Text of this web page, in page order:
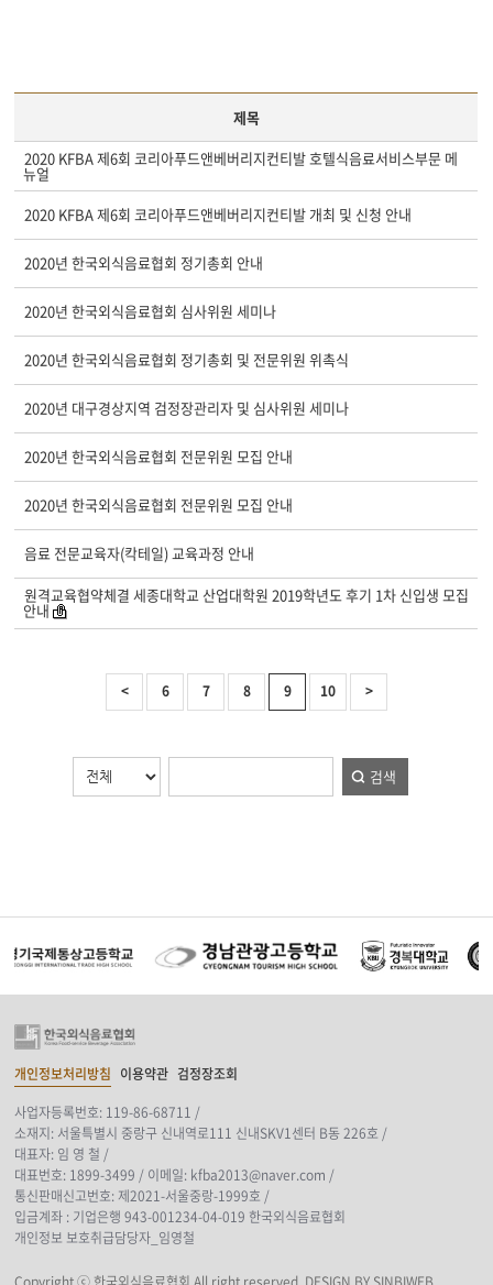
제목
2020 KFBA 제6회 코리아푸드앤베버리지컨티발 호텔식음료서비스부문 메
뉴얼
2020 KFBA 제6회 코리아푸드앤베버리지컨티발 개최 및 신청 안내
2020년 한국외식음료협회 정기총회 안내
2020년 한국외식음료협회 심사위원 세미나
2020년 한국외식음료협회 정기총회 및 전문위원 위촉식
2020년 대구경상지역 검정장관리자 및 심사위원 세미나
2020년 한국외식음료협회 전문위원 모집 안내
2020년 한국외식음료협회 전문위원 모집 안내
음료 전문교육자(칵테일) 교육과정 안내
원격교육협약체결 세종대학교 산업대학원 2019학년도 후기 1차 신입생 모집
안내
< 6 7 8 9 10 >
검색
개인정보처리방침 이용약관 검정장조회
사업자등록번호: 119-86-68711 /
소재지: 서울특별시 중랑구 신내역로111 신내SKV1센터 B동 226호 /
대표자: 임 영 철 /
대표번호: 1899-3499 / 이메일: kfba2013@naver.com /
통신판매신고번호: 제2021-서울중랑-1999호 /
입금계좌 : 기업은행 943-001234-04-019 한국외식음료협회
개인정보 보호취급담당자_임영철